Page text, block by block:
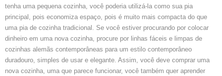
tenha uma pequena cozinha, você poderia utilizá-la como sua pia
principal, pois economiza espaço, pois é muito mais compacta do que
uma pia de cozinha tradicional. Se você estiver procurando por colocar
dinheiro em uma nova cozinha, procure por linhas fáceis e limpas de
cozinhas alemãs contemporâneas para um estilo contemporâneo
duradouro, simples de usar e elegante. Assim, você deve comprar uma
nova cozinha, uma que parece funcionar, você também quer aprender